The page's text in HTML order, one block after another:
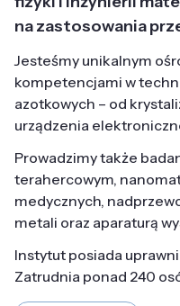
na zastosowania
Jesteśmy unikalnym
kompetencjami w
azotkowych – od
urządzenia
Prowadzimy także
terahercowym,
medycznych,
metali oraz aparaturą
Instytut posiada
Zatrudnia ponad 240